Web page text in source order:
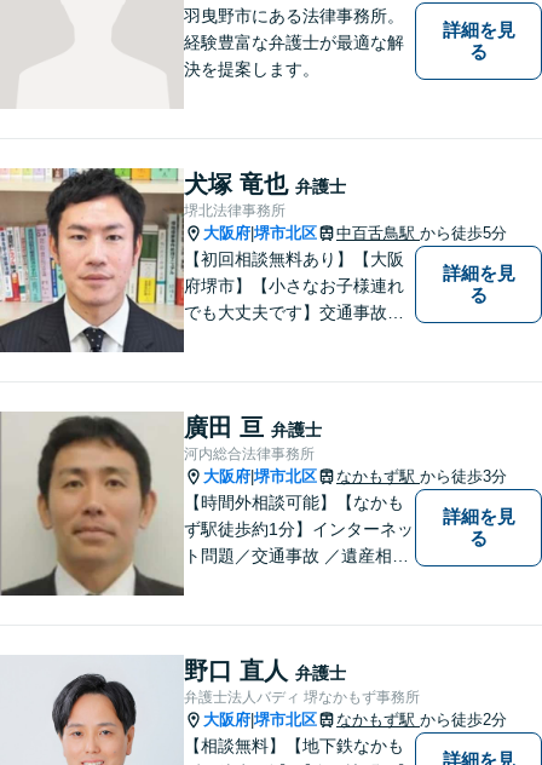
羽曳野市にある法律事務所。
経験豊富な弁護士が最適な解
決を提案します。
詳細を見
る
犬塚 竜也 弁護士
堺北法律事務所
大阪府 堺市北区 中百舌鳥駅 から徒歩5分
【初回相談無料あり】【大阪
府堺市】【小さなお子様連れ
でも大丈夫です】交通事故、
詳細を見
る
廣田 亘 弁護士
河内総合法律事務所
大阪府 堺市北区 なかもず駅 から徒歩3分
【時間外相談可能】【なかも
ず駅徒歩約1分】インターネッ
ト問題／交通事故 ／遺産相
かりとお応えいたします。 お
気軽にご相談ください。
詳細を見
る
野口 直人 弁護士
弁護士法人バディ 堺なかもず事務所
大阪府 堺市北区 なかもず駅 から徒歩2分
【相談無料】【地下鉄なかも
詳細を見